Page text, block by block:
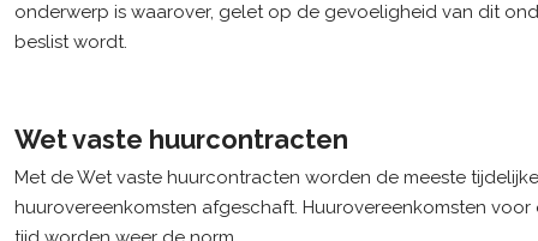
onderwerp is waarover, gelet op de gevoeligheid van dit
beslist wordt.
Wet vaste huurcontracten
Met de Wet vaste huurcontracten worden de meeste tijdelijke
huurovereenkomsten afgeschaft. Huurovereenkomsten